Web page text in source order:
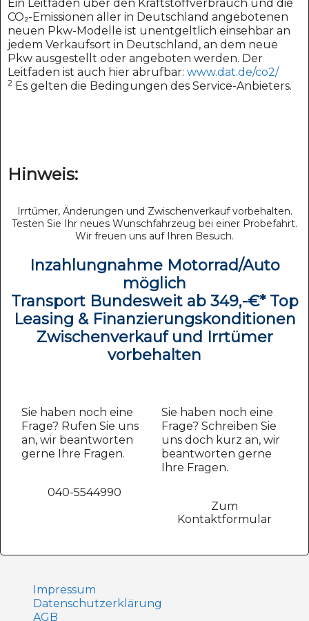
Ein Leitfaden über den Kraftstoffverbrauch und die
CO₂-Emissionen aller in Deutschland angebotenen
neuen Pkw-Modelle ist unentgeltlich einsehbar an
jedem Verkaufsort in Deutschland, an dem neue
Pkw ausgestellt oder angeboten werden. Der
Leitfaden ist auch hier abrufbar: www.dat.de/co2/
2 Es gelten die Bedingungen des Service-Anbieters.
Hinweis:
Irrtümer, Änderungen und Zwischenverkauf vorbehalten.
Testen Sie Ihr neues Wunschfahrzeug bei einer Probefahrt.
Wir freuen uns auf Ihren Besuch.
Inzahlungnahme Motorrad/Auto
möglich
Transport Bundesweit ab 349,-€* Top
Leasing & Finanzierungskonditionen
Zwischenverkauf und Irrtümer
vorbehalten
Sie haben noch eine
Frage? Rufen Sie uns
an, wir beantworten
gerne Ihre Fragen.
040-5544990
Sie haben noch eine
Frage? Schreiben Sie
uns doch kurz an, wir
beantworten gerne
Ihre Fragen.
Zum
Kontaktformular
Impressum
Datenschutz­erklärung
AGB